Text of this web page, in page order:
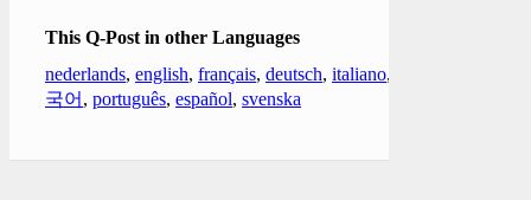
This Q-Post in other Languages
nederlands, english, français, deutsch, italiano,
국어 , português, español, svenska